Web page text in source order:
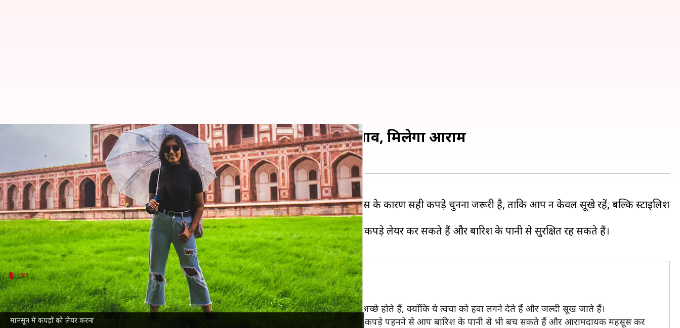
मानसून में कपड़ों को लेयर करना
मानसून के दौरान कपड़ों की लेयरिंग करने के लिए अपनाएं ये सुझाव, मिलेगा आराम
03:50 pm
क्या है खबर?
मानसूनके दौरान कपड़े लेयर करना एक चुनौतीपूर्ण काम हो सकता है। इस मौसम में बारिश और उमस के कारण सही कपड़े चुनना जरूरी है, ताकि आप न केवल सूखे रहें, बल्कि स्टाइलिश
भी दिखें।
इस लेख में हम आपको कुछ ऐसे तरीके बताएंगे, जिन्हें अपनाकर आप मानसून के दौरान आसानी से कपड़े लेयर कर सकते हैं और बारिश के पानी से सुरक्षित रह सकते हैं।
#1
हल्के और जल्दी सूखने वाले कपड़े चुनें
मानसून में कपड़े चुनते समय हल्के और नमी-रोधी कपड़ों का चयन करें। सूती और लिनेन जैसे कपड़े सबसे अच्छे होते हैं, क्योंकि ये त्वचा को हवा लगने देते हैं और जल्दी सूख जाते हैं।
सिंथेटिक कपड़े, जैसे पॉलीस्टर पहनने से बचें, क्योंकि ये पसीना सोखते नहीं और बदबू कर सकते हैं। हल्के कपड़े पहनने से आप बारिश के पानी से भी बच सकते हैं और आरामदायक महसूस कर